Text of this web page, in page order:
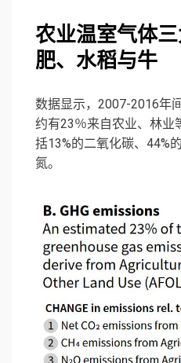
农业温室气体
肥、水稻与牛
数据显示，2007-2016年
约有23％来自农业、林业
括13%的二氧化碳、44%
氮。